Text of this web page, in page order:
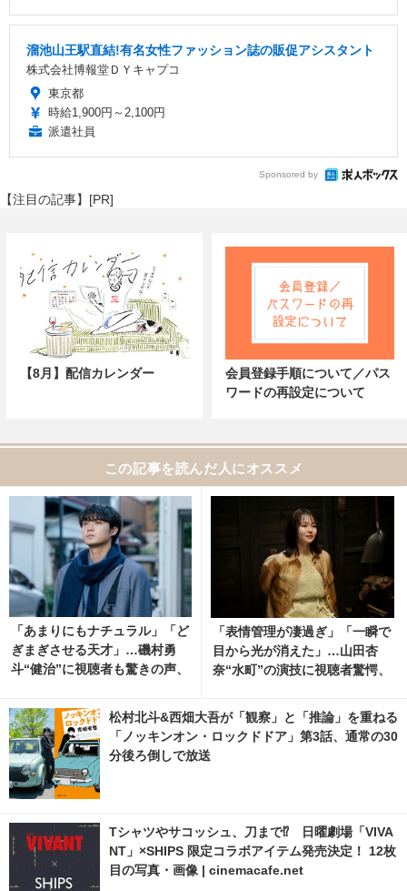
溜池山王駅直結!有名女性ファッション誌の販促アシスタント
株式会社博報堂ＤＹキャプコ
東京都
時給1,900円～2,100円
派遣社員
Sponsored by
【注目の記事】[PR]
【8月】配信カレンダー
会員登録手順について／パス
ワードの再設定について
この記事を読んだ人にオススメ
「あまりにもナチュラル」「ど
ぎまぎさせる天才」…磯村勇
斗“健治”に視聴者も驚きの声、
らない」最終回
「表情管理が凄過ぎ」「一瞬で
目から光が消えた」…山田杏
奈“水町”の演技に視聴者驚愕、
松村北斗&西畑大吾が「観察」と「推論」を重ねる
「ノッキンオン・ロックドドア」第3話、通常の30
分後ろ倒しで放送
Tシャツやサコッシュ、刀まで⁉ 日曜劇場「VIVA
NT」×SHIPS 限定コラボアイテム発売決定！ 12枚
目の写真・画像 | cinemacafe.net